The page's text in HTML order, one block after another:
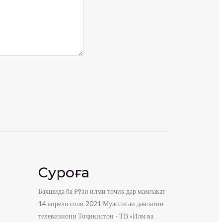
Суроға
Бахшида ба Рӯзи илми тоҷик дар мамлакат
14 апрели соли 2021 Муассисаи давлатии
телевизиони Тоҷикистон - ТВ «Илм ва